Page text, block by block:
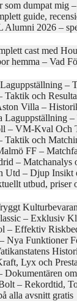
dumpat mig
guide,
2026 –
cast med
hemma – Vad
–
och
Villa –
Laguppställning
– VM-Kval Och
Taktik och
FF –
– Matchanalys
Utd – Djup Insikt
utbud, priser
– Exklusiv
– Effektiv
Nya Funktioner
Lyx och
Dokumentären
– Rekordtid,
alla avsnitt gratis